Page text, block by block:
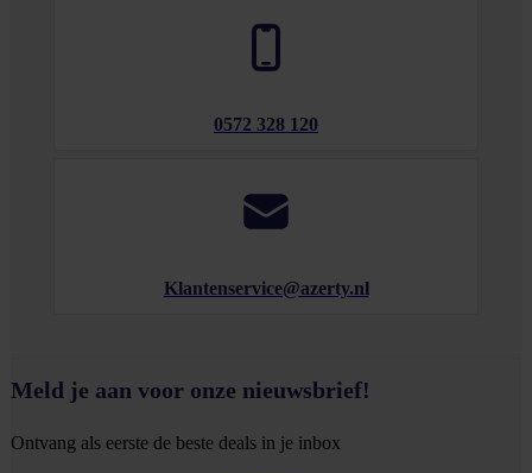
0572 328 120
Klantenservice@azerty.nl
Meld je aan voor onze nieuwsbrief!
Ontvang als eerste de beste deals in je inbox